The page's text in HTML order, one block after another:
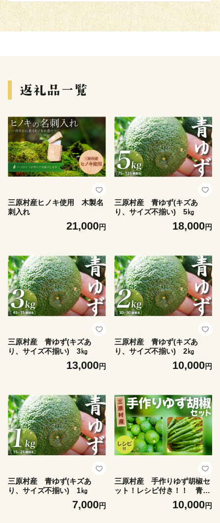
三原村産ヒノキ使用 木製名
刺入れ
21,000円
三原村産 青ゆず(キズあ
り、サイズ不揃い) 5㎏
18,000円
三原村産 青ゆず(キズあ
り、サイズ不揃い) 3㎏
13,000円
三原村産 青ゆず(キズあ
り、サイズ不揃い) 2㎏
10,000円
三原村産 青ゆず(キズあ
り、サイズ不揃い) 1㎏
7,000円
三原村産 手作りゆず胡椒セ
ット！レシピ付き！！ 青ゆ
ず１kg＋青唐辛子100ｇ
10,000円